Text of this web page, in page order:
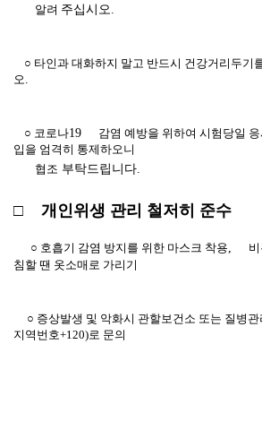
알려 주십시오.
○ 타인과 대화하지 말고 반드시 건강거리두기
오.
○ 코로나19
감염 예방을 위하여 시험당일
입을 엄격히 통제하오니
협조 부탁드립니다.
□ 개인위생 관리 철저히 준수
○ 호흡기 감염 방지를 위한 마스크 착용,
침할 땐 옷소매로 가리기
○ 증상발생 및 악화시 관할보건소 또는 질병관
지역번호+120)로 문의